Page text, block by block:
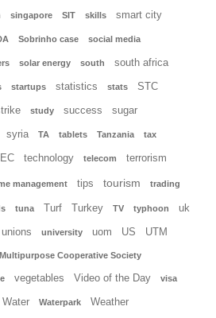
singapore SIT skills smart city
Sobrinho case social media
solar energy south south africa
startups statistics stats STC
study success sugar
syria TA tablets Tanzania tax
TEC technology telecom terrorism
management tips tourism trading
tuna Turf Turkey TV typhoon uk
unions university uom US UTM
Cooperative Society
vegetables Video of the Day visa
Water Waterpark Weather